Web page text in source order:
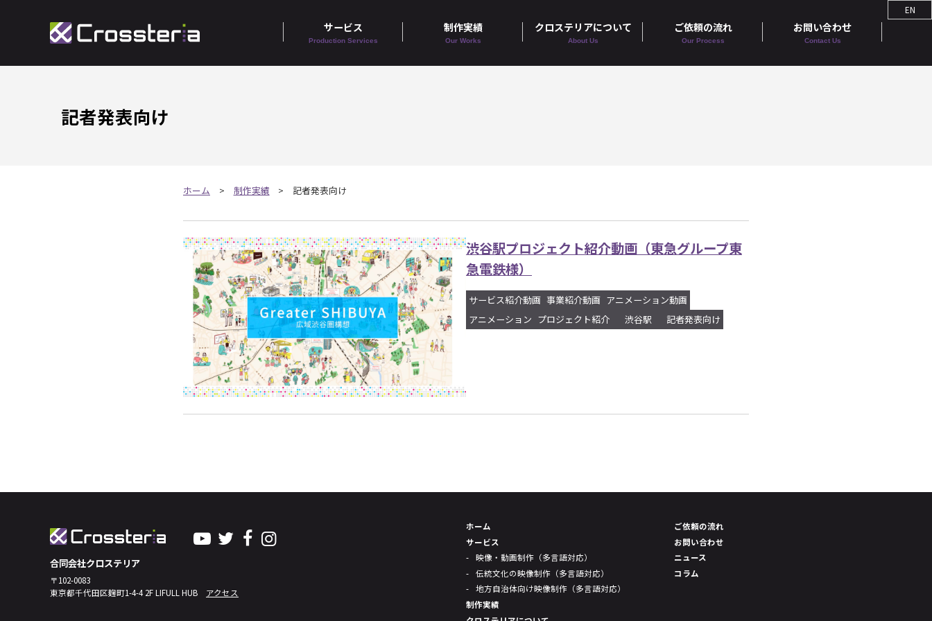
サービス
Production Services
制作実績
Our Works
クロステリアについて
About Us
ご依頼の流れ
Our Process
お問い合わせ
Contact Us
EN
記者発表向け
ホーム 制作実績 記者発表向け
渋谷駅プロジェクト紹介動画（東急グループ東
急電鉄様）
サービス紹介動画 事業紹介動画 アニメーション動画
アニメーション プロジェクト紹介 渋谷駅 記者発表向け
合同会社クロステリア
〒102-0083
東京都千代田区麹町1-4-4 2F LIFULL HUB アクセス
ホーム
サービス
映像・動画制作（多言語対応）
伝統文化の映像制作（多言語対応）
地方自治体向け映像制作（多言語対応）
制作実績
ご依頼の流れ
お問い合わせ
ニュース
コラム